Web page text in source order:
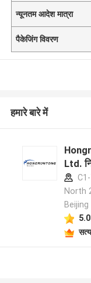
न्यूनतम आदेश मात्रा
पैकेजिंग विवरण
हमारे बारे में
Ltd.
North
Beijing
5.0